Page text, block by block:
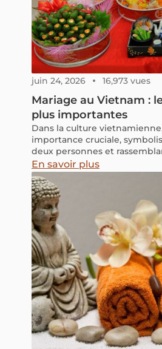
juin 24, 2026 16,973 vues
Mariage au Vietnam :
plus importantes
Dans la culture
importance cruciale,
deux personnes et
célébrer leur bonheur
décorations aux rituels, est
pour souhaiter succès et
un mariage vietnamien offre
de découvrir la richesse de
tout en ressentant la sacralité
événement. Découvrons
tradition pour mieux
En savoir plus